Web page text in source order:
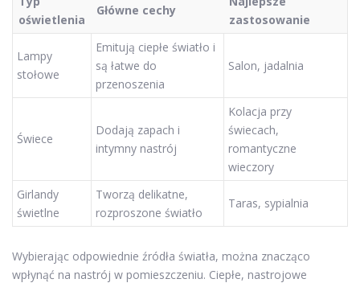
oświetlenia
Główne cechy
zastosowanie
Lampy
stołowe
Emitują ciepłe światło i
są łatwe do
przenoszenia
Salon, jadalnia
Świece
Dodają zapach i
intymny nastrój
Kolacja przy
świecach,
romantyczne
wieczory
Girlandy
świetlne
Tworzą delikatne,
rozproszone światło
Taras, sypialnia
Wybierając odpowiednie źródła światła, można znacząco
wpłynąć na nastrój w pomieszczeniu. Ciepłe, nastrojowe